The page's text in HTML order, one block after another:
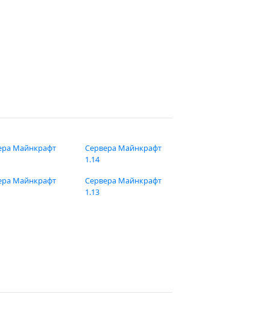
Майнкрафт
Майнкрафт
Сервера Майнкрафт
1.14
Сервера Майнкрафт
1.13